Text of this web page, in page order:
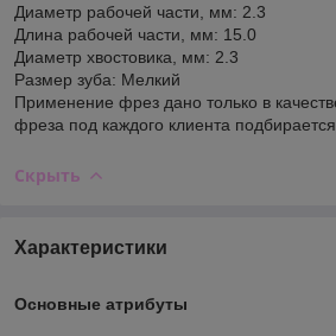
Диаметр рабочей части, мм: 2.3
Длина рабочей части, мм: 15.0
Диаметр хвостовика, мм: 2.3
Размер зуба: Мелкий
Применение фрез дано только в
фреза под каждого клиента
Скрыть
Характеристики
Основные атрибуты